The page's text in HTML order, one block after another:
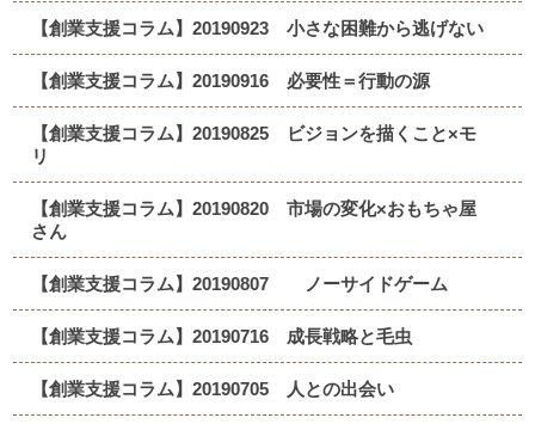
【創業支援コラム】20190923 小さな困難から逃げない
【創業支援コラム】20190916 必要性＝行動の源
【創業支援コラム】20190825 ビジョンを描くこと×モ
リ
【創業支援コラム】20190820 市場の変化×おもちゃ屋
さん
【創業支援コラム】20190807 ノーサイドゲーム
【創業支援コラム】20190716 成長戦略と毛虫
【創業支援コラム】20190705 人との出会い